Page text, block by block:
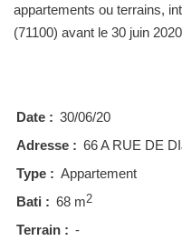
appartements ou terrains,
(71100) avant le 30 juin
Date : 30/06/20
Adresse : 66 A RUE DE
Type : Appartement
Bati : 68 m2
Terrain : -